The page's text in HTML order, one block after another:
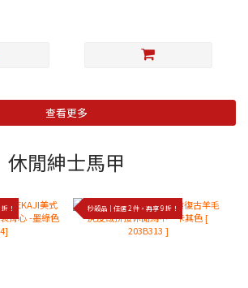
查看更多
休閒紳士馬甲
！ 秒殺品｜任選 2 件，再享 9 折！